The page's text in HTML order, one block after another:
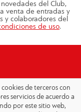
del Club,
venta de entradas y
y colaboradores del
de uso.
cookies de terceros con
servicios de acuerdo a
por este sitio web,